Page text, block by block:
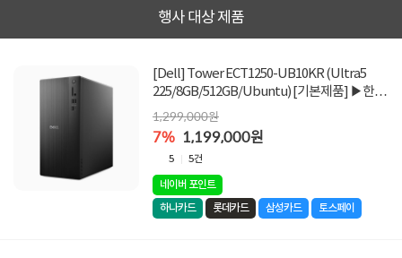
행사 대상 제품
[Dell] Tower ECT1250-UB10KR (Ultra5
225/8GB/512GB/Ubuntu) [기본제품] ▶한정
수량 쿠폰 적용가 1,199,000원◀
1,299,000원
7% 1,199,000원
5 5건
네이버 포인트
하나카드
롯데카드 삼성카드 토스페이